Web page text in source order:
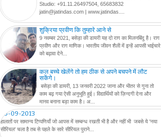
Studio: +91.11.26497504, 65683832
jatin@jatindas.com | www.jatindas....
शुक्रिया प्रवीण कि तुम्हारे आने से
9 नवम्बर 2021, बसेड़ा की डायरी यह दो राग का मिलनबिंदु है। राग
प्रवीण और राग माणिक। भारतीय जीवन शैली में इन्हें आपसी भाईचारे
को बढ़ावा देने...
कल बच्चे खेलेंगे तो हम ठीक से अपने बचपने में लौट
सकेंगे।
बसेड़ा की डायरी, 13 जनवरी 2022 जाना और भीतर से गुना तो
काम बढ़ गया ऐसी अनुभूति हुई। विद्यार्थियों को ज़िन्दगी देना और
मानव बनाना बड़ा काम है। अ...
05-09-2013
हालातों पर सामान्य टिप्पणियाँ जो आपस में सम्बन्ध रखती भी है और नहीं भी जबसे ये 'नया
सीरियल' चला है तब से पहले के सारे सीरियल पुराने...